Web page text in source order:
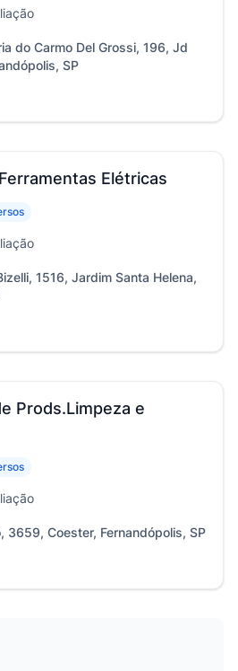
do Carmo Del Grossi, 196, Jd
SP
Elétricas
1516, Jardim Santa Helena,
Prods.Limpeza e
3659, Coester, Fernandópolis, SP